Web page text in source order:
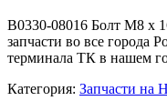
B0330-08016 Болт М8 х
запчасти во все города
терминала ТК в нашем
Категория: Запчасти на